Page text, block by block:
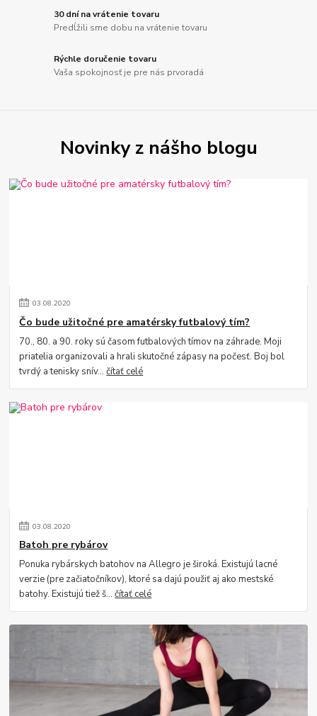
30 dní na vrátenie tovaru
Predĺžili sme dobu na vrátenie tovaru
Rýchle doručenie tovaru
Vaša spokojnosť je pre nás prvoradá
Novinky z nášho blogu
03.08.2020
Čo bude užitočné pre amatérsky futbalový tím?
70., 80. a 90. roky sú časom futbalových tímov na záhrade. Moji
priatelia organizovali a hrali skutočné zápasy na počesť. Boj bol
tvrdý a tenisky snív...čítať celé
03.08.2020
Batoh pre rybárov
Ponuka rybárskych batohov na Allegro je široká. Existujú lacné
verzie (pre začiatočníkov), ktoré sa dajú použiť aj ako mestské
batohy. Existujú tiež š...čítať celé